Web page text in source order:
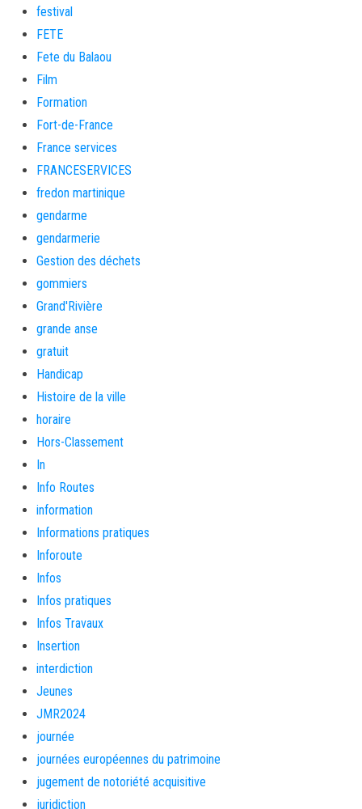
festival
FETE
Fete du Balaou
Film
Formation
Fort-de-France
France services
FRANCESERVICES
fredon martinique
gendarme
gendarmerie
Gestion des déchets
gommiers
Grand'Rivière
grande anse
gratuit
Handicap
Histoire de la ville
horaire
Hors-Classement
In
Info Routes
information
Informations pratiques
Inforoute
Infos
Infos pratiques
Infos Travaux
Insertion
interdiction
Jeunes
JMR2024
journée
journées européennes du patrimoine
jugement de notoriété acquisitive
juridiction